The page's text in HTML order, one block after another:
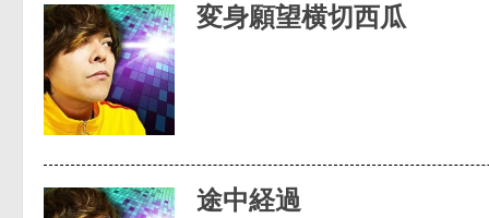
変身願望横切西瓜
途中経過